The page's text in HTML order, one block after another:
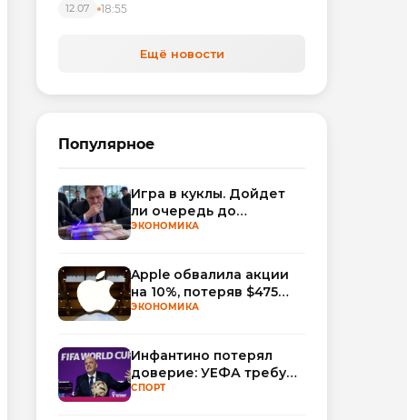
12.07 18:55
Ещё новости
Популярное
Игра в куклы. Дойдет
ли очередь до
Миллера?
ЭКОНОМИКА
Apple обвалила акции
на 10%, потеряв $475
млрд капитализации
ЭКОНОМИКА
Инфантино потерял
доверие: УЕФА требует
смены руководства
СПОРТ